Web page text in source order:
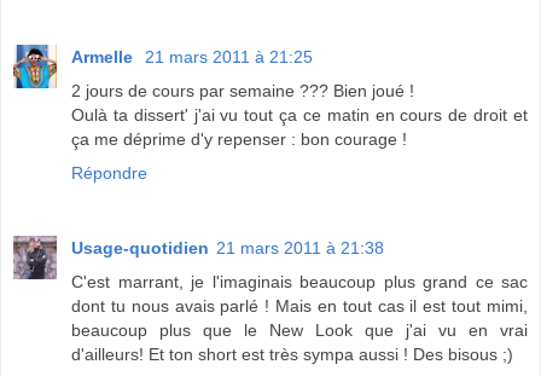
Armelle
21 mars 2011 à 21:25
2 jours de cours par semaine ??? Bien joué !
Oulà ta dissert' j'ai vu tout ça ce matin en cours de droit et
ça me déprime d'y repenser : bon courage !
Répondre
Usage-quotidien 21 mars 2011 à 21:38
C'est marrant, je l'imaginais beaucoup plus grand ce sac
dont tu nous avais parlé ! Mais en tout cas il est tout mimi,
beaucoup plus que le New Look que j'ai vu en vrai
d'ailleurs! Et ton short est très sympa aussi ! Des bisous ;)